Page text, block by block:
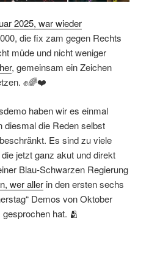
2025, war wieder
die fix zam gegen Rechts
müde und nicht weniger
, gemeinsam ein Zeichen
✊🌈❤️
haben wir es einmal
diesmal die Reden selbst
Es sind zu viele
jetzt ganz akut und direkt
Blau-Schwarzen Regierung
wer aller in den ersten sechs
Demos von Oktober
hat. 🫂